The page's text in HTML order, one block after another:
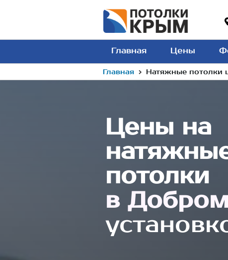
Главная Цены
Главная › Натяжные потолки
Цены на
потолки
в Добром